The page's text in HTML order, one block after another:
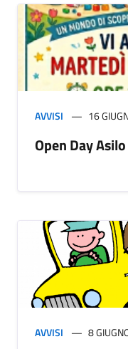
AVVISI 16
Open Day
AVVISI 8